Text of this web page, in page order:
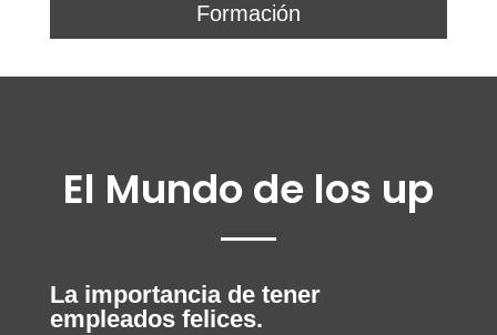
Formación
El Mundo de los up
La importancia de tener
empleados felices.